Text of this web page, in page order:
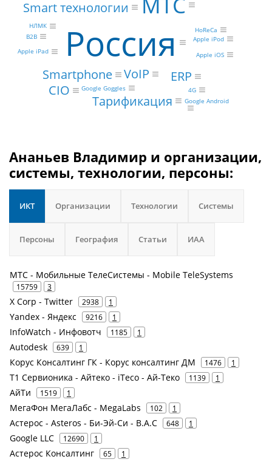
Россия
Smart технологии
Smartphone VoIP ERP
CIO
Тарификация
НЛМК
B2B
4G
Google Goggles
Apple iPad
Google Android
Apple iOS
Apple iPod
HoReCa
Ананьев Владимир и организации,
системы, технологии, персоны:
ИКТ Организации Технологии Системы
Персоны География Статьи ИАА
МТС - Мобильные ТелеСистемы - Mobile TeleSystems
15759 3
X Corp - Twitter 2938 1
Yandex - Яндекс 9216 1
InfoWatch - Инфовотч 1185 1
Autodesk 639 1
Корус Консалтинг ГК - Корус консалтинг ДМ 1476 1
Т1 Сервионика - Айтеко - iTeco - Ай-Теко 1139 1
АйТи 1519 1
МегаФон МегаЛабс - MegaLabs 102 1
Астерос - Asteros - Би-Эй-Си - B.A.C 648 1
Google LLC 12690 1
Астерос Консалтинг 65 1